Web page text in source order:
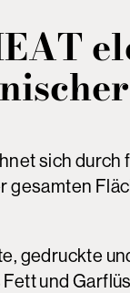
sich
gesamten
gedruckte
und